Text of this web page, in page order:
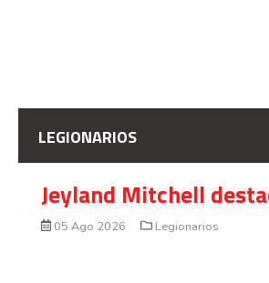
LEGIONARIOS
Jeyland Mitchell
05 Ago 2026 Legionarios